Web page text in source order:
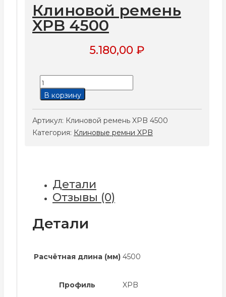
Клиновой ремень
XPB 4500
5.180,00 ₽
Количество
товара
ремень
XPB
В корзину
Артикул: Клиновой ремень XPB 4500
Категория: Клиновые ремни XPB
Детали
Отзывы (0)
Детали
Расчётная длина (мм) 4500
Профиль XPB